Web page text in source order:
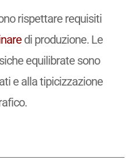
rispettare requisiti
di produzione. Le
equilibrate sono
e alla tipicizzazione